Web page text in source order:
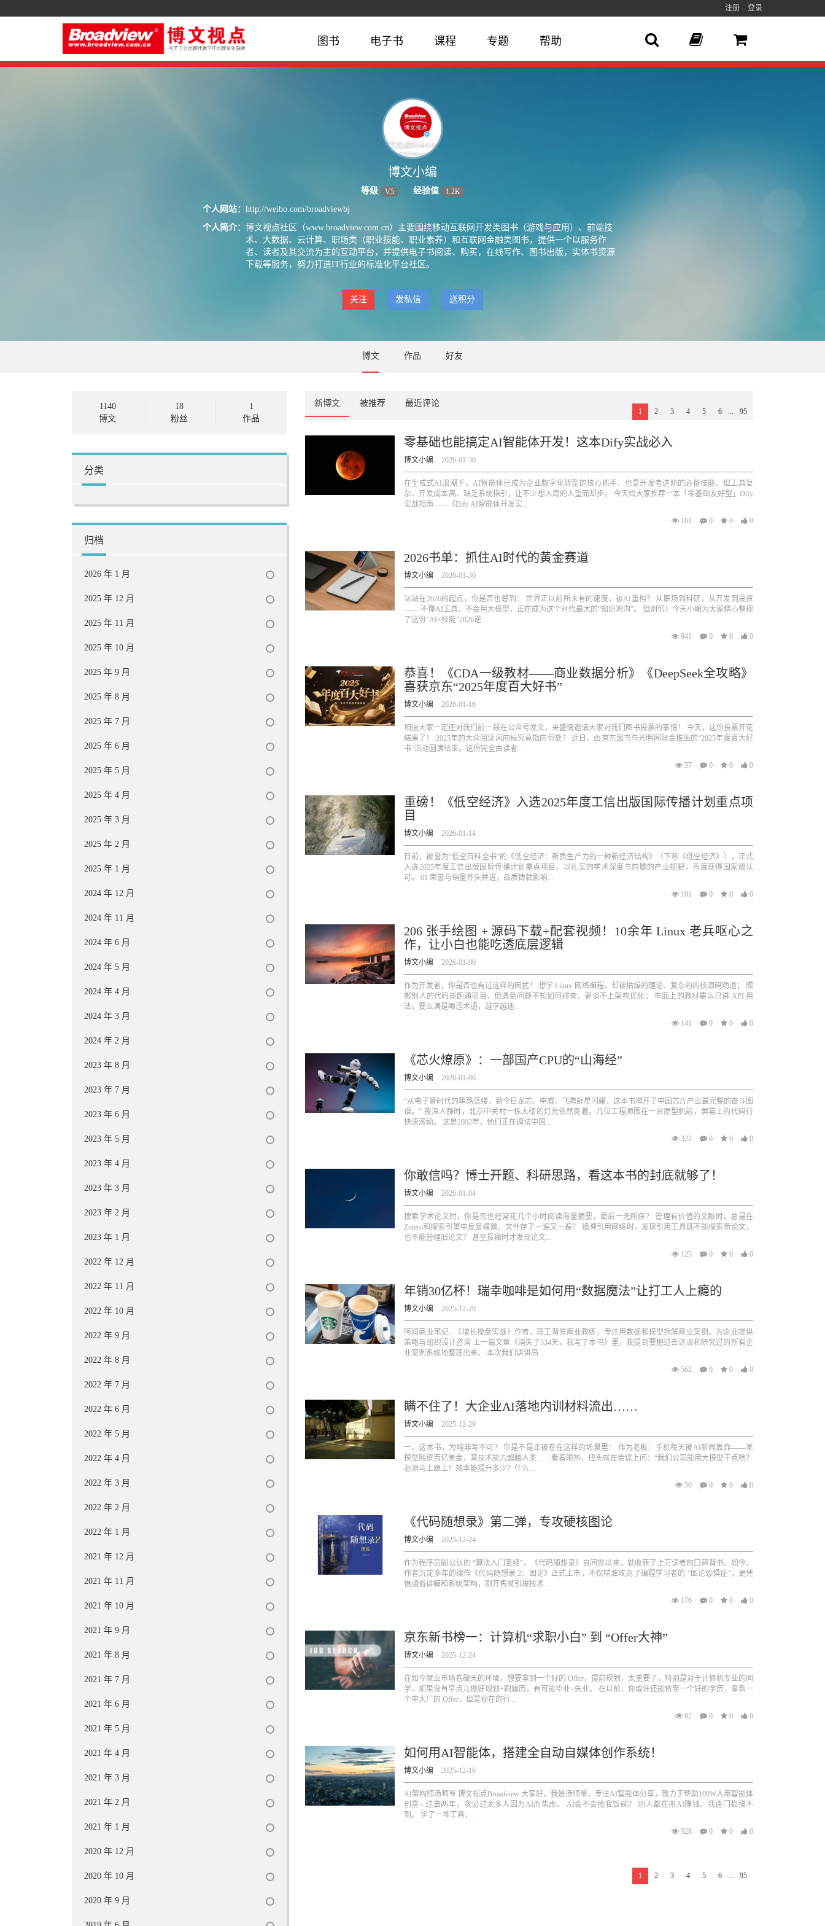
注册 登录
图书 电子书 课程 专题 帮助
博文小编
等级 V5 经验值 1.2K
个人网站： http://weibo.com/broadviewbj
个人简介： 博文视点社区（www.broadview.com.cn）主要围绕移动互联网开发类图书（游戏与应用）、前端技
术、大数据、云计算、职场类（职业技能、职业素养）和互联网金融类图书，提供一个以服务作
者、读者及其交流为主的互动平台，并提供电子书阅读、购买，在线写作、图书出版，实体书资源
下载等服务，努力打造IT行业的标准化平台社区。
关注 发私信 送积分
博文 作品 好友
1140
博文
18
粉丝
1
作品
分类
归档
2026 年 1 月
2025 年 12 月
2025 年 11 月
2025 年 10 月
2025 年 9 月
2025 年 8 月
2025 年 7 月
2025 年 6 月
2025 年 5 月
2025 年 4 月
2025 年 3 月
2025 年 2 月
2025 年 1 月
2024 年 12 月
2024 年 11 月
2024 年 6 月
2024 年 5 月
2024 年 4 月
2024 年 3 月
2024 年 2 月
2023 年 8 月
2023 年 7 月
2023 年 6 月
2023 年 5 月
2023 年 4 月
2023 年 3 月
2023 年 2 月
2023 年 1 月
2022 年 12 月
2022 年 11 月
2022 年 10 月
2022 年 9 月
2022 年 8 月
2022 年 7 月
2022 年 6 月
2022 年 5 月
2022 年 4 月
2022 年 3 月
2022 年 2 月
2022 年 1 月
2021 年 12 月
2021 年 11 月
2021 年 10 月
2021 年 9 月
2021 年 8 月
2021 年 7 月
2021 年 6 月
2021 年 5 月
2021 年 4 月
2021 年 3 月
2021 年 2 月
2021 年 1 月
2020 年 12 月
2020 年 10 月
2020 年 9 月
新博文 被推荐 最近评论
1 2 3 4 5 6 ... 95
零基础也能搞定AI智能体开发！这本Dify实战必入
博文小编 2026-01-30
在生成式AI浪潮下，AI智能体已成为企业数字化转型的核心抓手，也是开发者进阶的必备技能。但工具复
杂、开发成本高、缺乏系统指引，让不少想入局的人望而却步。 今天给大家推荐一本「零基础友好型」Dify
实战指南——《Dify AI智能体开发实...
161
0 0 0
2026书单：抓住AI时代的黄金赛道
博文小编 2026-01-30
🚀站在2026的起点，你是否也感到： 世界正以前所未有的速度，被AI重构？ 从职场到科研，从开发到投资
—— 不懂AI工具，不会用大模型，正在成为这个时代最大的“知识鸿沟”。 但别慌！今天小编为大家精心整理
了这份“AI+技能”2026逆...
941
0 0 0
恭喜！《CDA一级教材——商业数据分析》《DeepSeek全攻略》
喜获京东“2025年度百大好书”
博文小编 2026-01-16
相信大家一定还对我们前一段在公众号发文，来盛情邀请大家对我们图书投票的事情！ 今天，这份投票开花
结果了！ 2025年的大众阅读风向标究竟指向何处？ 近日，由京东图书与光明网联合推出的“2025年度百大好
书”活动圆满结束。这份完全由读者...
57
0 0 0
重磅！《低空经济》入选2025年度工信出版国际传播计划重点项
目
博文小编 2026-01-14
日前，被誉为“低空百科全书”的《低空经济：新质生产力的一种新经济结构》（下称《低空经济》），正式
入选2025年度工信出版国际传播计划重点项目，以扎实的学术深度与前瞻的产业视野，再度获得国家级认
可。 01 荣誉与销量齐头并进，品质铸就影响...
101
0 0 0
206 张手绘图 + 源码下载+配套视频！10余年 Linux 老兵呕心之
作，让小白也能吃透底层逻辑
博文小编 2026-01-09
作为开发者，你是否也有过这样的困扰？ 想学 Linux 网络编程，却被枯燥的理论、复杂的内核源码劝退； 照
搬别人的代码能跑通项目，但遇到问题不知如何排查，更谈不上架构优化； 市面上的教材要么只讲 API 用
法，要么满是晦涩术语，越学越迷...
141
0 0 0
《芯火燎原》：一部国产CPU的“山海经”
博文小编 2026-01-06
“从电子管时代的筚路蓝缕，到今日龙芯、申威、飞腾群星闪耀，这本书揭开了中国芯片产业最完整的奋斗图
谱。” 夜深人静时，北京中关村一栋大楼的灯光依然亮着。几位工程师围在一台原型机前，屏幕上的代码行
快速滚动。 这是2002年，他们正在调试中国...
322
0 0 0
你敢信吗？博士开题、科研思路，看这本书的封底就够了！
博文小编 2026-01-04
搜索学术论文时，你是否也经常花几个小时阅读海量摘要，最后一无所获？ 管理有价值的文献时，总是在
Zotero和搜索引擎中反复横跳，文件存了一遍又一遍？ 追溯引用网络时，发现引用工具既不能搜索新论文，
也不能管理旧论文？ 甚至投稿时才发现论文...
125
0 0 0
年销30亿杯！瑞幸咖啡是如何用“数据魔法”让打工人上瘾的
博文小编 2025-12-29
阿润商业笔记 . 《增长操盘实战》作者，理工背景商业教练，专注用数据和模型拆解商业案例，为企业提供
策略与组织设计咨询 上一篇文章《消失了534天，我写了本书》里，我提到要把过去访谈和研究过的所有企
业案例系统地整理出来。 本次我们讲讲高...
562
0 0 0
瞒不住了！大企业AI落地内训材料流出……
博文小编 2025-12-29
一、这本书，为啥非写不可？ 你是不是正被卷在这样的场景里： 作为老板：手机每天被AI新闻轰炸——某
模型融资百亿美金，某技术能力超越人类……看着眼热，扭头就在会议上问：“我们公司能用大模型干点啥？
必须马上跟上！效率能提升多少？什么...
50
0 0 0
《代码随想录》第二弹，专攻硬核图论
博文小编 2025-12-24
作为程序员圈公认的 “算法入门圣经”，《代码随想录》自问世以来，就收获了上万读者的口碑背书。如今，
作者沉淀多年的续作《代码随想录 2：图论》正式上市，不仅精准攻克了编程学习者的 “图论恐惧症”，更凭
借通俗讲解和系统架构，刚开售就引爆技术...
176
0 0 0
京东新书榜一：计算机“求职小白” 到 “Offer大神”
博文小编 2025-12-24
在如今就业市场卷破天的环境，想要拿到一个好的 Offer，提前规划，太重要了，特别是对于计算机专业的同
学，如果没有早点儿做好规划+刷履历，有可能毕业=失业。 在以前，你或许还能依靠一个好的学历，拿到一
个中大厂的 Offer，但是现在的行...
82
0 0 0
如何用AI智能体，搭建全自动自媒体创作系统！
博文小编 2025-12-16
AI架构师汤师爷 博文视点Broadview 大家好，我是汤师爷，专注AI智能体分享，致力于帮助100W人用智能体
创富~ 过去两年，我见过太多人因为AI而焦虑。 AI会不会抢我饭碗？ 别人都在用AI赚钱，我连门都摸不
到。 学了一堆工具，...
528
0 0 0
1 2 3 4 5 6 ... 95